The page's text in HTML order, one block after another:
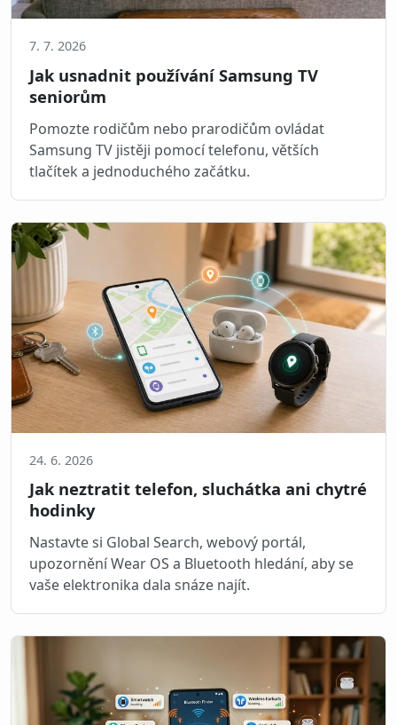
7. 7. 2026
Jak usnadnit používání Samsung TV
seniorům
Pomozte rodičům nebo prarodičům ovládat
Samsung TV jistěji pomocí telefonu, větších
tlačítek a jednoduchého začátku.
24. 6. 2026
Jak neztratit telefon, sluchátka ani chytré
hodinky
Nastavte si Global Search, webový portál,
upozornění Wear OS a Bluetooth hledání, aby se
vaše elektronika dala snáze najít.